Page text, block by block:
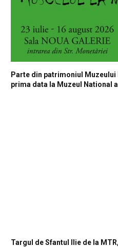
Parte din patrimoniul
prima data la Muzeul National
Targul de Sfantul Ilie de la